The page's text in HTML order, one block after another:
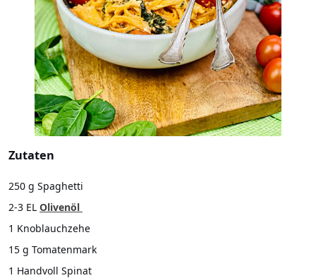
Zutaten
250 g Spaghetti
2-3 EL Olivenöl
1 Knoblauchzehe
15 g Tomatenmark
1 Handvoll Spinat